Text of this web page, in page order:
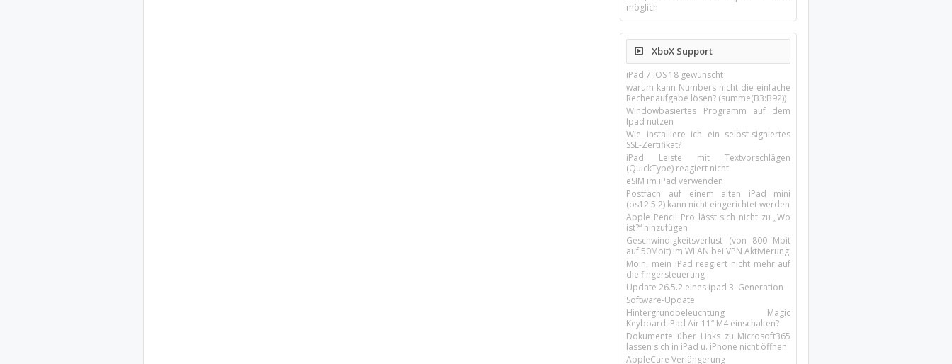
möglich
XboX Support
iPad 7 iOS 18 gewünscht
warum kann Numbers nicht die einfache
Rechenaufgabe lösen? (summe(B3:B92))
Windowbasiertes Programm auf dem
Ipad nutzen
Wie installiere ich ein selbst-signiertes
SSL-Zertifikat?
iPad Leiste mit Textvorschlägen
(QuickType) reagiert nicht
eSIM im iPad verwenden
Postfach auf einem alten iPad mini
(os12.5.2) kann nicht eingerichtet werden
Apple Pencil Pro lässt sich nicht zu „Wo
ist?“ hinzufügen
Geschwindigkeitsverlust (von 800 Mbit
auf 50Mbit) im WLAN bei VPN Aktivierung
Moin, mein iPad reagiert nicht mehr auf
die fingersteuerung
Update 26.5.2 eines ipad 3. Generation
Software-Update
Hintergrundbeleuchtung Magic
Keyboard iPad Air 11’’ M4 einschalten?
Dokumente über Links zu Microsoft365
lassen sich in iPad u. iPhone nicht öffnen
AppleCare Verlängerung